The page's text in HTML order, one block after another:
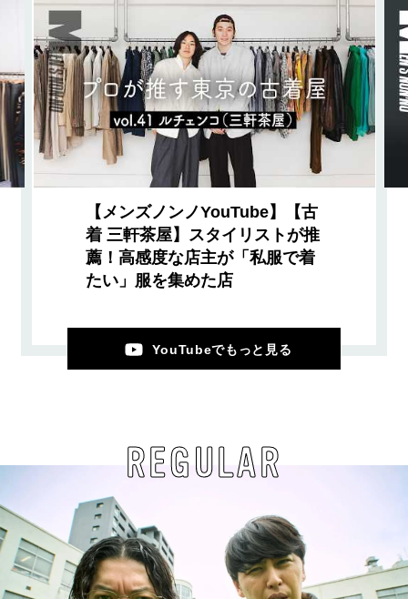
【メンズノンノYouTube】【古
着 三軒茶屋】スタイリストが推
薦！高感度な店主が「私服で着
たい」服を集めた店
YouTubeでもっと見る
REGULAR